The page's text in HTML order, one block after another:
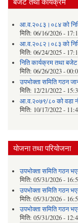
आ.व.२०८३।०८४ को
मिति: 06/16/2026 -
आ.व.२०८२।०८३ को
मिति: 06/24/2025 -
निति कार्यक्रम तथा
मिति: 06/26/2023 -
उपभोक्ता समिति गठन
मिति: 12/21/2022 -
आ.व.२०७९/८० को वडा
मिति: 10/17/2022 -
योजना तथा परियोजना
उपभोक्ता समिति गठन
मिति: 05/31/2026 -
उपभोक्ता समिति गठन
मिति: 05/31/2026 -
उपभोक्ता समिति गठन
मिति: 05/31/2026 -